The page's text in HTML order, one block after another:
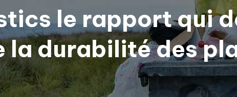
le rapport qui
la durabilité des